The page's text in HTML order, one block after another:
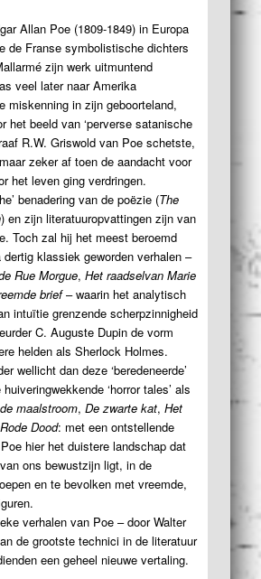
Allan Poe (1809-1849) in Europa
de Franse symbolistische dichters
zijn werk uitmuntend
veel later naar Amerika
miskenning in zijn geboorteland,
het beeld van ‘perverse satanische
R.W. Griswold van Poe schetste,
zeker af toen de aandacht voor
het leven ging verdringen.
benadering van de poëzie (The
) en zijn literatuuropvattingen zijn van
Toch zal hij het meest beroemd
klassiek geworden verhalen –
Rue Morgue, Het raadselvan Marie
brief– waarin het analytisch
intuïtie grenzende scherpzinnigheid
C. Auguste Dupin de vorm
helden als Sherlock Holmes.
wellicht dan deze ‘beredeneerde’
‘horror tales’ als
maalstroom, De zwarte kat, Het
Dood: met een ontstellende
hier het duistere landschap dat
ons bewustzijn ligt, in de
en te bevolken met vreemde,
verhalen van Poe – door Walter
de grootste technici in de literatuur
een geheel nieuwe vertaling.